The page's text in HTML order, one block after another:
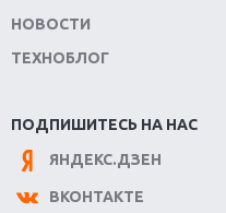
Обзор игры The Crew
Важнейшие анонсы E3
Крупнейшие релизы
Новинки для Nintendo
НОВОСТИ
ТЕХНОБЛОГ
ПОДПИШИТЕСЬ НА НАС
ЯНДЕКС.ДЗЕН
ВКОНТАКТЕ